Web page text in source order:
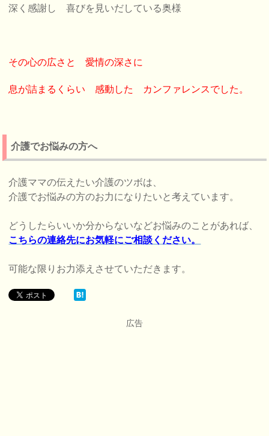
深く感謝し 喜びを見いだしている奥様
その心の広さと 愛情の深さに
息が詰まるくらい 感動した カンファレンスでした。
介護でお悩みの方へ
介護ママの伝えたい介護のツボは、
介護でお悩みの方のお力になりたいと考えています。
どうしたらいいか分からないなどお悩みのことがあれば、
こちらの連絡先にお気軽にご相談ください。
可能な限りお力添えさせていただきます。
広告